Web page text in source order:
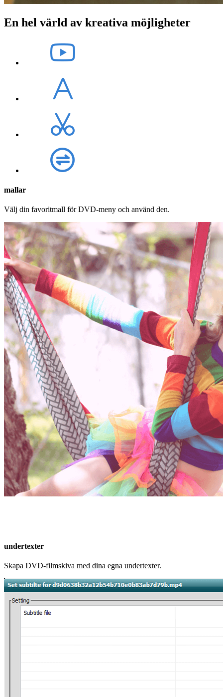
En hel värld av kreativa möjligheter
mallar
Välj din favoritmall för DVD-meny och använd den.
undertexter
Skapa DVD-filmskiva med dina egna undertexter.